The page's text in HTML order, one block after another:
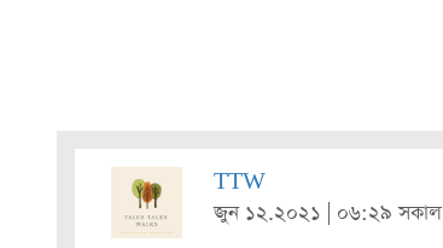
TTW
জুন ১২.২০২১ | ০৬:২৯ সকাল